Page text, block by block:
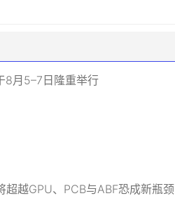
8月5–7日隆重举行
越GPU、PCB与ABF恐成新瓶颈